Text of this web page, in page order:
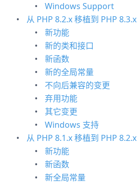
Windows Support
从 PHP 8.2.x 移植到 PHP 8.3.x
新功能
新的类和接口
新函数
新的全局常量
不向后兼容的变更
弃用功能
其它变更
Windows 支持
从 PHP 8.1.x 移植到 PHP 8.2.x
新功能
新函数
新全局常量